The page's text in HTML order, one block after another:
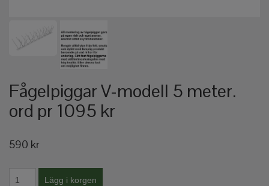
Fågelpiggar V-modell 5 meter.
ord pr 1095 kr
590 kr